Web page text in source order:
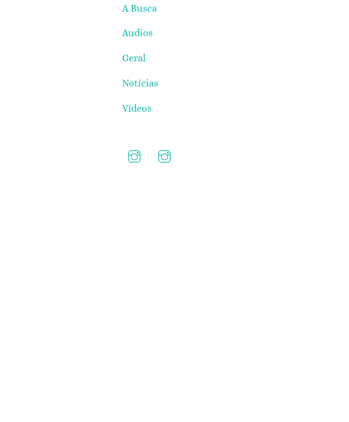
A Busca
Audios
Geral
Notícias
Vídeos